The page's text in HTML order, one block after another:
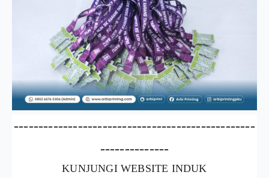
-------------------------------------------------
--------------
KUNJUNGI WEBSITE INDUK